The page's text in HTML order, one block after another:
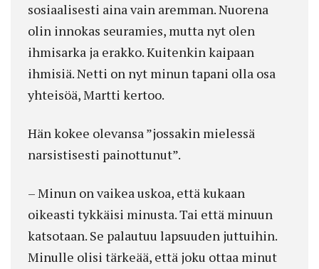
sosiaalisesti aina vain aremman. Nuorena
olin innokas seuramies, mutta nyt olen
ihmisarka ja erakko. Kuitenkin kaipaan
ihmisiä. Netti on nyt minun tapani olla osa
yhteisöä, Martti kertoo.
Hän kokee olevansa ”jossakin mielessä
narsistisesti painottunut”.
– Minun on vaikea uskoa, että kukaan
oikeasti tykkäisi minusta. Tai että minuun
katsotaan. Se palautuu lapsuuden juttuihin.
Minulle olisi tärkeää, että joku ottaa minut